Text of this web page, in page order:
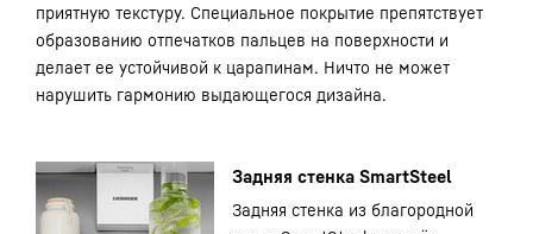
приятную текстуру. Специальное покрытие препятствует
образованию отпечатков пальцев на поверхности и
делает ее устойчивой к царапинам. Ничто не может
нарушить гармонию выдающегося дизайна.
Задняя стенка SmartSteel
Задняя стенка из благородной